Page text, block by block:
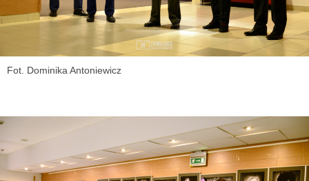
Fot. Dominika Antoniewicz